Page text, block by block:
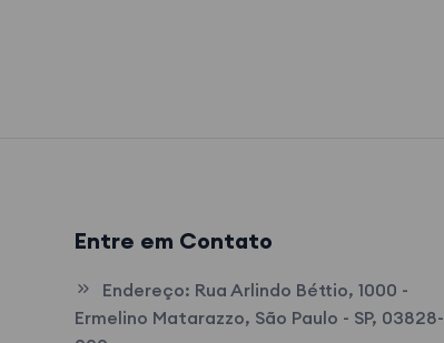
Entre em Contato
Endereço: Rua Arlindo Béttio, 1000 -
Ermelino Matarazzo, São Paulo - SP, 03828-